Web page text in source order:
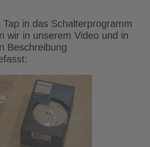
in das Schalterprogramm
wir in unserem Video und in
Beschreibung